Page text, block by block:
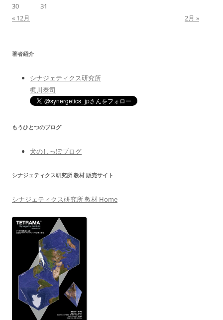
30
31
« 12月
2月 »
著者紹介
シナジェティクス研究所
梶川泰司
もうひとつのブログ
犬のしっぽブログ
シナジェティクス研究所 教材 販売サイト
シナジェティクス研究所 教材 Home